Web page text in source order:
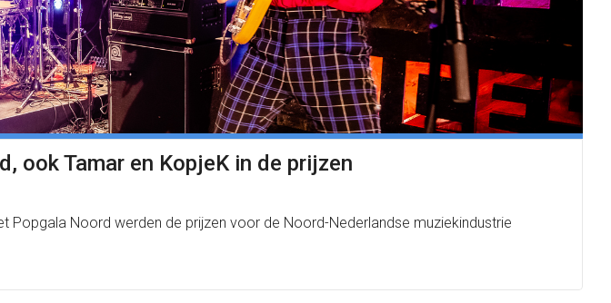
ook Tamar en KopjeK in de prijzen
Noord werden de prijzen voor de Noord-Nederlandse muziekindustrie